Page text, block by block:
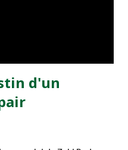
d'un